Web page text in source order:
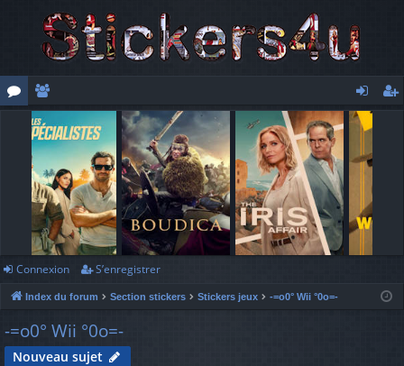
e
m
br
es
o
n
ne
xi
Connexion S’enregistrer
Index du forum Section stickers Stickers jeux -=o0° Wii °0o=-
-=o0° Wii °0o=-
Nouveau sujet